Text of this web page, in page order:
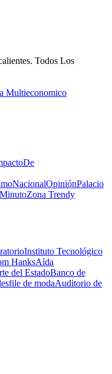
Todos Los
Multieconomico
De
NacionalOpiniónPalacio
Zona Trendy
Instituto Tecnológico
HanksAída
del EstadoBanco de
de modaAuditorio de